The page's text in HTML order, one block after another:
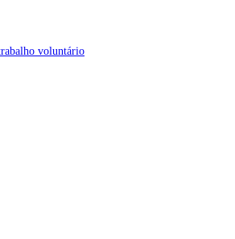
voluntário